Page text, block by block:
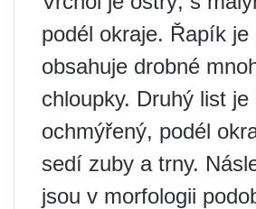
podél okraje. Řapík je
obsahuje drobné
chloupky. Druhý list je
ochmýřený, podél
sedí zuby a trny.
jsou v morfologii